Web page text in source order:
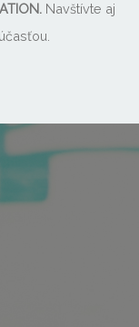
Navštívte aj